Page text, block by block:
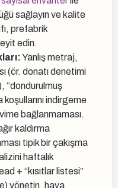
sağlayın ve kalite
prefabrik
edin.
Yanlış metraj,
(ör. donatı denetimi
“dondurulmuş
indirgeme
bağlanmaması.
kaldırma
tipik bir çakışma
haftalık
+ “kısıtlar listesi”
yönetin, hava